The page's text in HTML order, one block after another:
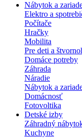
Nábytok a
Elektro a
Počítače
Hračky
Mobilita
Pre deti a
Domáce potreby
Záhrada
Náradie
Nábytok a
Domácnosť
Fotovoltika
Detské izby
Záhradný
Kuchyne